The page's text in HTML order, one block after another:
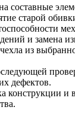
составные
старой
и замена
из
дефектов.
конструкции и